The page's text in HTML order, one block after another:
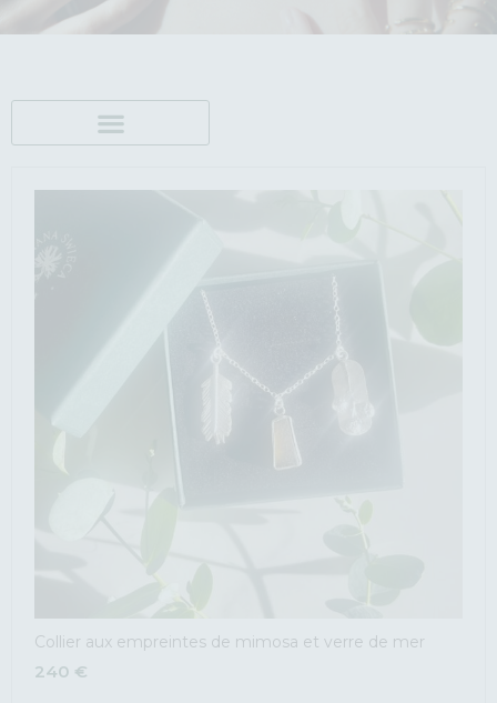
Collier aux empreintes de mimosa et verre de mer
240 €